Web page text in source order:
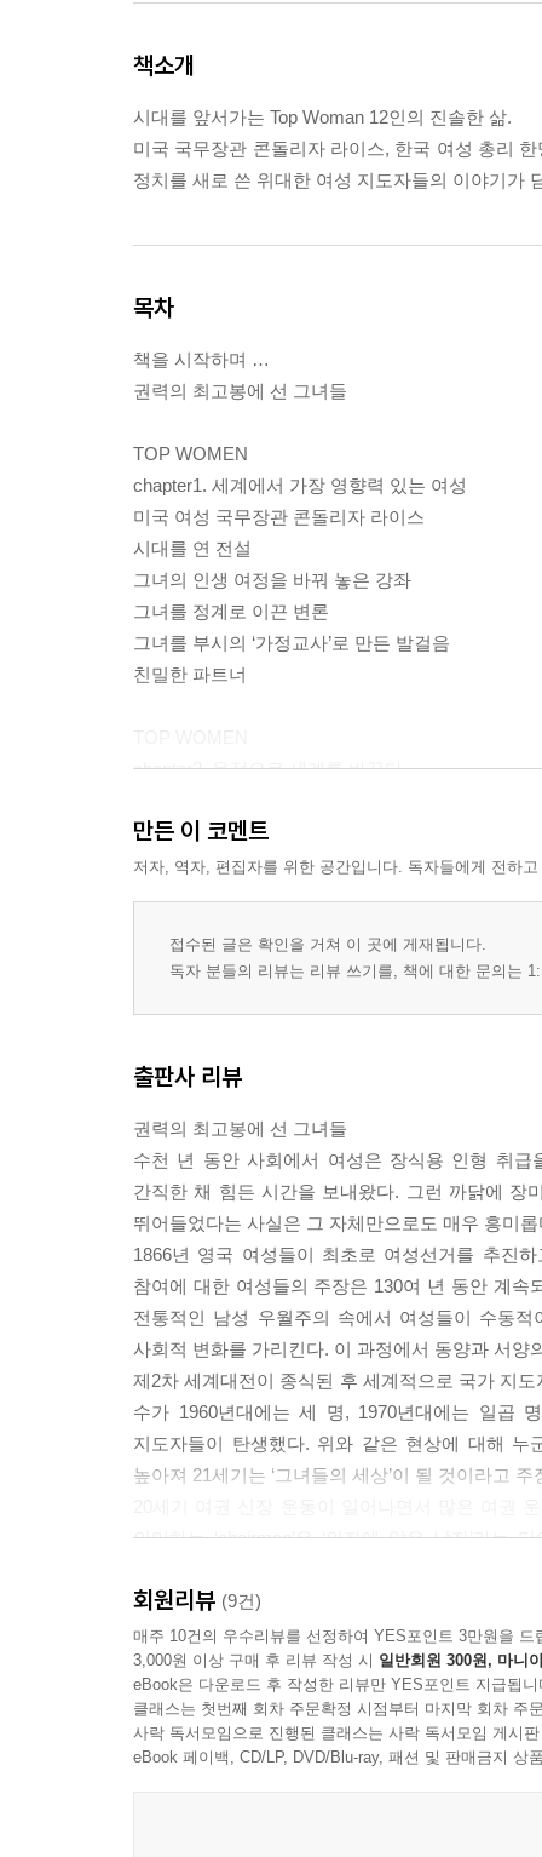
책소개
시대를 앞서가는 Top Woman 12인의 진솔한 삶.
미국 국무장관 콘돌리자 라이스, 한국 여성 총리
정치를 새로 쓴 위대한 여성 지도자들의 이야기가
목차
책을 시작하며 …
권력의 최고봉에 선 그녀들
TOP WOMEN
chapter1. 세계에서 가장 영향력 있는 여성
미국 여성 국무장관 콘돌리자 라이스
시대를 연 전설
그녀의 인생 여정을 바꿔 놓은 강좌
그녀를 정계로 이끈 변론
그녀를 부시의 ‘가정교사’로 만든 발걸음
친밀한 파트너
chapter2. 온정으로 세계를 바꾸다
평양에서 태어난 문학소녀
2년간 감옥에 복역한 여권신장의 대모
뛰어난 여성 정치가
정계에서 여성의 지위를 확고히 하다
정계로 진출하다
남성 세계 속의 경선
부대통령의 길
권력의 정상
견고
만든 이 코멘트
저자, 역자, 편집자를 위한 공간입니다. 독자들에게 전하
접수된 글은 확인을 거쳐 이 곳에 게재됩니다.
독자 분들의 리뷰는 리뷰 쓰기를, 책에 대한 문의는
출판사 리뷰
권력의 최고봉에 선 그녀들
수천 년 동안 사회에서 여성은 장식용 인형 취
간직한 채 힘든 시간을 보내왔다. 그런 까닭에 장
뛰어들었다는 사실은 그 자체만으로도 매우 흥미롭
1866년 영국 여성들이 최초로 여성선거를 추진
참여에 대한 여성들의 주장은 130여 년 동안 계
전통적인 남성 우월주의 속에서 여성들이 수동
사회적 변화를 가리킨다. 이 과정에서 동양과 서
제2차 세계대전이 종식된 후 세계적으로 국가 지
수가 1960년대에는 세 명, 1970년대에는 일곱
지도자들이 탄생했다. 위와 같은 현상에 대해
높아져 21세기는 ‘그녀들의 세상’이 될 것이라고
의미하는 ‘chairman’은 ‘의자에 앉은 남자’라
사람)’으로 대체해야 한다고 주장했다. 언뜻 보
문제의 핵심을 가리키고 있다. 즉 여성의 정치적
있다는 것이다.
많은 정치적인 말 중에서도 ‘여권주의’는 좋지
같은 부정적인 이미지를 가지고 있다. 하지만
않았기 때문이다. 그렇다고 해서 결코 남성들에
회원리뷰 (9건)
매주 10건의 우수리뷰를 선정하여 YES포인트 3만원을 드
3,000원 이상 구매 후 리뷰 작성 시 일반회원 300원, 마니
eBook은 다운로드 후 작성한 리뷰만 YES포인트 지급됩니
클래스는 첫번째 회차 주문확정 시점부터 마지막 회차 주
사락 독서모임으로 진행된 클래스는 사락 독서모임 게시
eBook 페이백, CD/LP, DVD/Blu-ray, 패션 및 판매금지 상